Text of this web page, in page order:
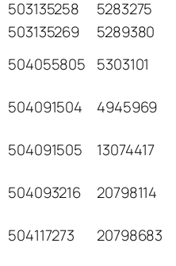
503135258
5283275
503135269
5289380
504055805 5303101
504091504 4945969
504091505 13074417
504093216 20798114
504117273 20798683